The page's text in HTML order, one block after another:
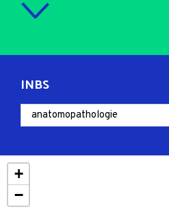
INBS
+
−